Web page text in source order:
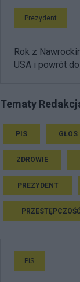
Prezydent
Rok z
USA i powrót
Tematy
PIS GŁOS
ZDROWIE
PREZYDENT
PRZESTĘPCZOŚĆ
PiS